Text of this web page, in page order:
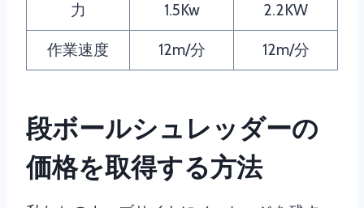
力 1.5Kw 2.2KW
作業速度 12m/分 12m/分
段ボールシュレッダーの
価格を取得する方法